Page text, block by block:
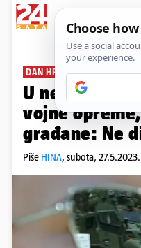
DAN HRVATSKE VOJSKE
U nedjelju na
vojne
građane: Ne
Piše HINA, subota,